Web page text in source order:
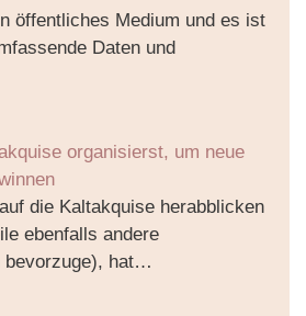
öffentliches Medium und es ist
Daten und
organisierst, um neue
die Kaltakquise herabblicken
ebenfalls andere
bevorzuge), hat…